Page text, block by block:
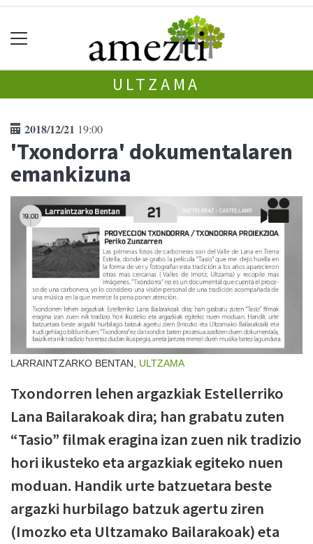
ULTZAMA
2018/12/21 19:00
'Txondorra' dokumentalaren
emankizuna
LARRAINTZARKO BENTAN, ULTZAMA
Txondorren lehen argazkiak Estellerriko
Lana Bailarakoak dira; han grabatu zuten
“Tasio” filmak eragina izan zuen nik tradizio
hori ikusteko eta argazkiak egiteko nuen
moduan. Handik urte batzuetara beste
argazki hurbilago batzuk agertu ziren
(Imozko eta Ultzamako Bailarakoak) eta